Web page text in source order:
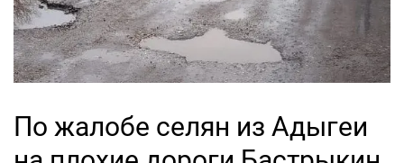
По жалобе селян из Адыгеи